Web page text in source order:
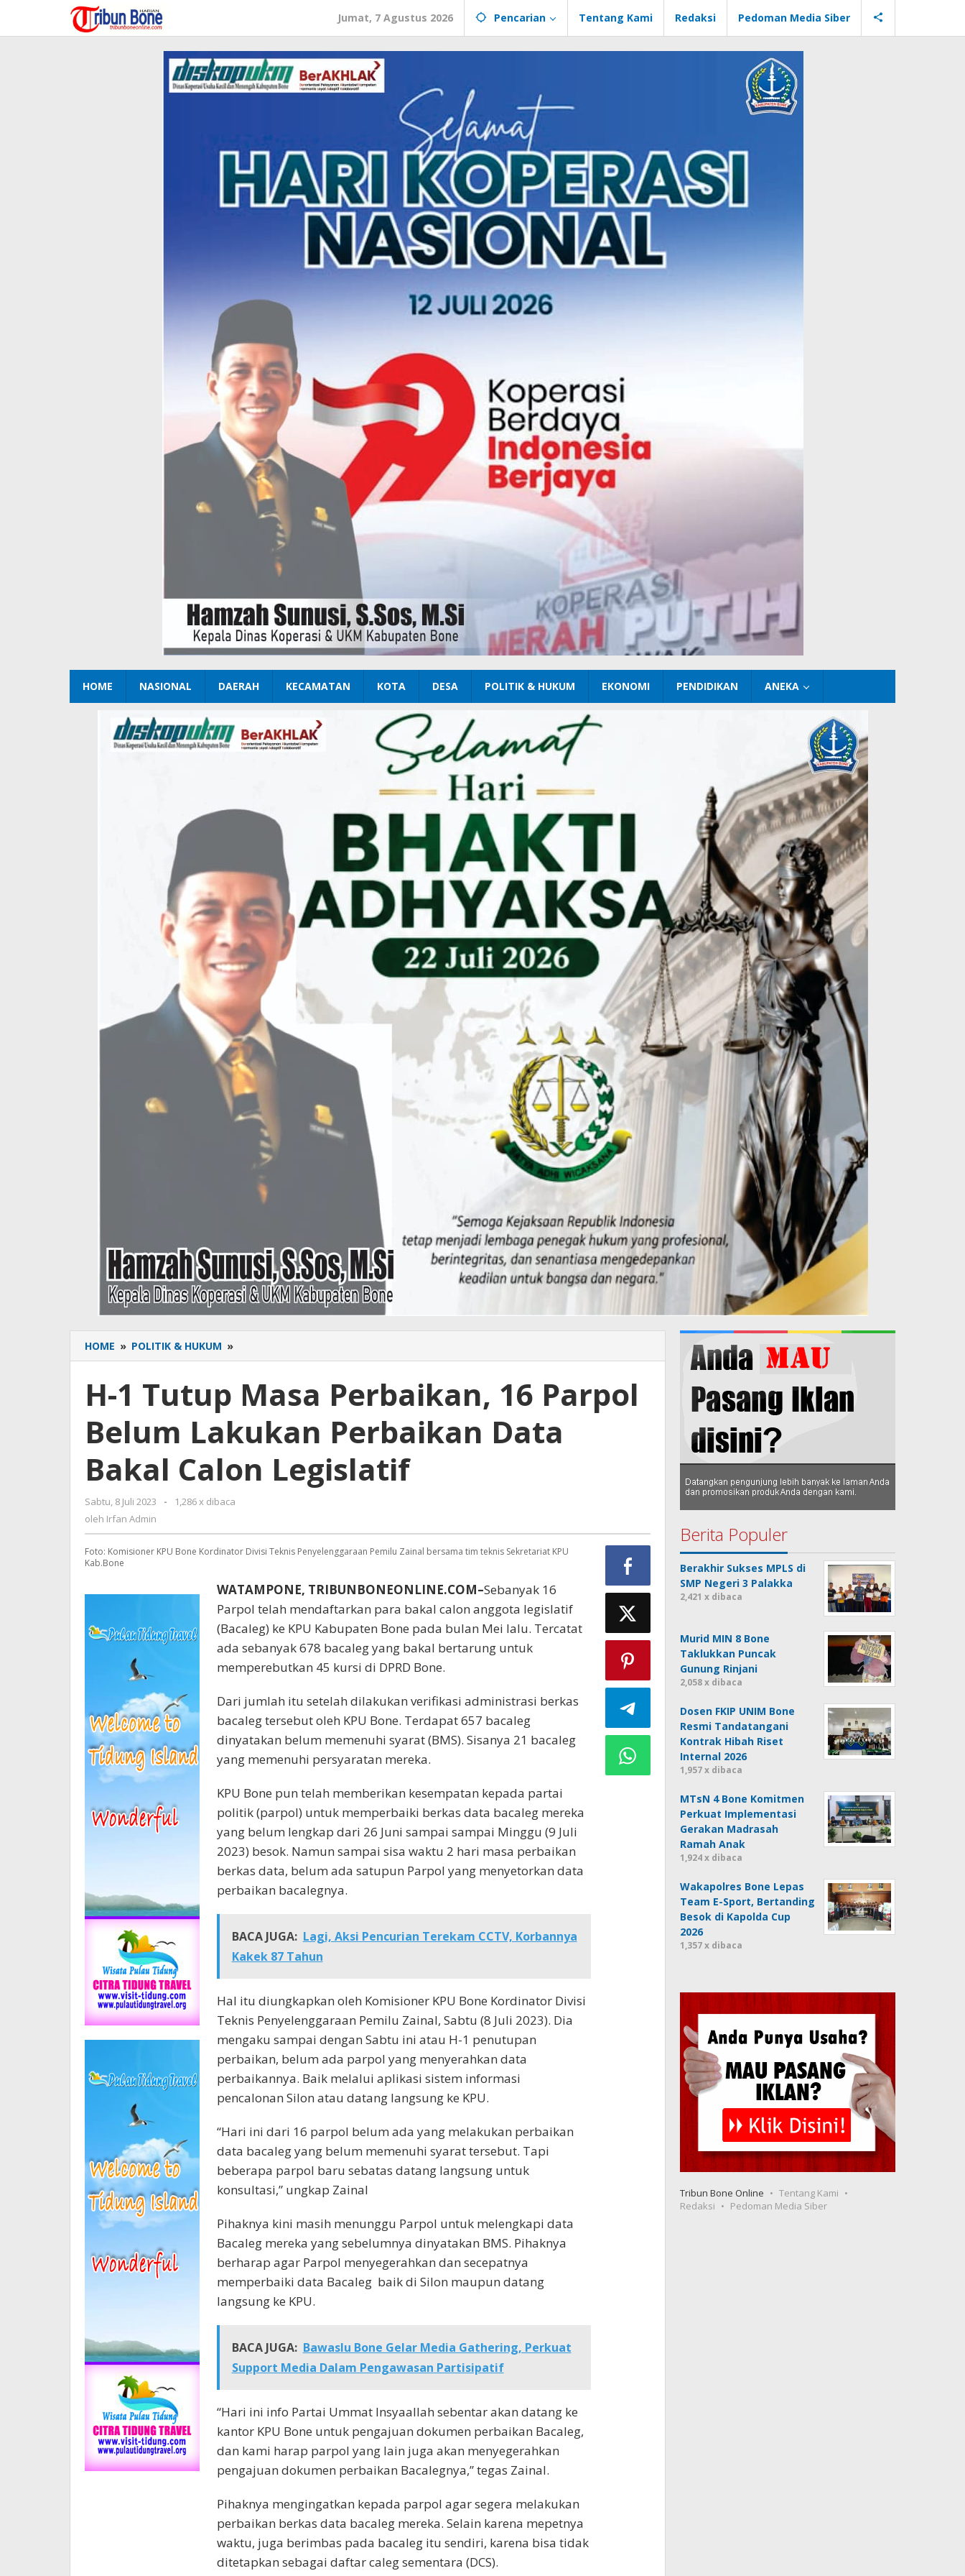
konten
Jumat, 7 Agustus 2026 Pencarian Tentang Kami Redaksi Pedoman Media Siber
HOME NASIONAL DAERAH KECAMATAN KOTA DESA POLITIK & HUKUM EKONOMI PENDIDIKAN ANEKA
HOME » POLITIK & HUKUM »
1
Masa
Perbaikan,
Parpol
Lakukan
Perbaikan
H-1 Tutup Masa Perbaikan, 16 Parpol
Belum Lakukan Perbaikan Data
Bakal Calon Legislatif
Sabtu, 8 Juli 2023
oleh
-
1,286 x dibaca
oleh Irfan Admin
Foto: Komisioner KPU Bone Kordinator Divisi Teknis Penyelenggaraan Pemilu Zainal bersama tim teknis Sekretariat KPU
Kab.Bone
WATAMPONE, TRIBUNBONEONLINE.COM–Sebanyak 16
Parpol telah mendaftarkan para bakal calon anggota legislatif
(Bacaleg) ke KPU Kabupaten Bone pada bulan Mei lalu. Tercatat
ada sebanyak 678 bacaleg yang bakal bertarung untuk
memperebutkan 45 kursi di DPRD Bone.
Dari jumlah itu setelah dilakukan verifikasi administrasi berkas
bacaleg tersebut oleh KPU Bone. Terdapat 657 bacaleg
dinyatakan belum memenuhi syarat (BMS). Sisanya 21 bacaleg
yang memenuhi persyaratan mereka.
KPU Bone pun telah memberikan kesempatan kepada partai
politik (parpol) untuk memperbaiki berkas data bacaleg mereka
yang belum lengkap dari 26 Juni sampai sampai Minggu (9 Juli
2023) besok. Namun sampai sisa waktu 2 hari masa perbaikan
berkas data, belum ada satupun Parpol yang menyetorkan data
perbaikan bacalegnya.
BACA JUGA: Lagi, Aksi Pencurian Terekam CCTV, Korbannya
Kakek 87 Tahun
Hal itu diungkapkan oleh Komisioner KPU Bone Kordinator Divisi
Teknis Penyelenggaraan Pemilu Zainal, Sabtu (8 Juli 2023). Dia
mengaku sampai dengan Sabtu ini atau H-1 penutupan
perbaikan, belum ada parpol yang menyerahkan data
perbaikannya. Baik melalui aplikasi sistem informasi
pencalonan Silon atau datang langsung ke KPU.
“Hari ini dari 16 parpol belum ada yang melakukan perbaikan
data bacaleg yang belum memenuhi syarat tersebut. Tapi
beberapa parpol baru sebatas datang langsung untuk
konsultasi,” ungkap Zainal
Pihaknya kini masih menunggu Parpol untuk melengkapi data
Bacaleg mereka yang sebelumnya dinyatakan BMS. Pihaknya
berharap agar Parpol menyegerahkan dan secepatnya
memperbaiki data Bacaleg baik di Silon maupun datang
langsung ke KPU.
BACA JUGA: Bawaslu Bone Gelar Media Gathering, Perkuat
Support Media Dalam Pengawasan Partisipatif
“Hari ini info Partai Ummat Insyaallah sebentar akan datang ke
kantor KPU Bone untuk pengajuan dokumen perbaikan Bacaleg,
dan kami harap parpol yang lain juga akan menyegerahkan
pengajuan dokumen perbaikan Bacalegnya,” tegas Zainal.
Pihaknya mengingatkan kepada parpol agar segera melakukan
perbaikan berkas data bacaleg mereka. Selain karena mepetnya
waktu, juga berimbas pada bacaleg itu sendiri, karena bisa tidak
ditetapkan sebagai daftar caleg sementara (DCS).
Berita Populer
Berakhir Sukses MPLS di
SMP Negeri 3 Palakka
2,421 x dibaca
Murid MIN 8 Bone
Taklukkan Puncak
Gunung Rinjani
2,058 x dibaca
Dosen FKIP UNIM Bone
Resmi Tandatangani
Kontrak Hibah Riset
Internal 2026
1,957 x dibaca
MTsN 4 Bone Komitmen
Perkuat Implementasi
Gerakan Madrasah
Ramah Anak
1,924 x dibaca
Wakapolres Bone Lepas
Team E-Sport, Bertanding
Besok di Kapolda Cup
2026
1,357 x dibaca
Tribun Bone Online
Tentang Kami
Redaksi
Pedoman Media Siber